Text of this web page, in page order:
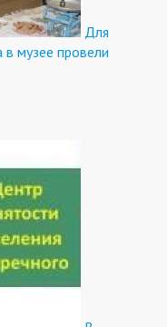
Для
в музее провели